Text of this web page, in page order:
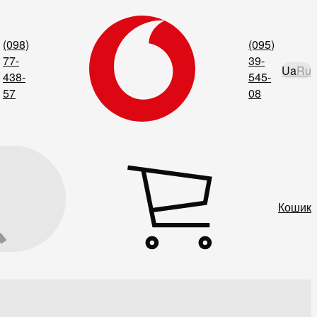
(098)
77-
438-
57
(095)
39-
545-
08
UaRu
Кошик